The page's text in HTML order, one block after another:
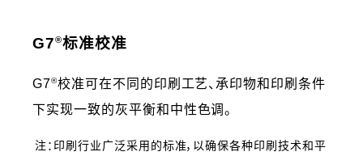
G7®标准校准
G7®校准可在不同的印刷工艺、承印物和印刷条件
下实现一致的灰平衡和中性色调。
注：印刷行业广泛采用的标准，以确保各种印刷技术和平